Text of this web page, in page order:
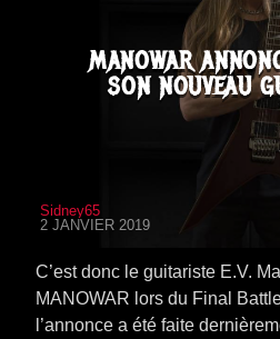
MANOWAR
SON NOUVEAU
Sidney65
2 JANVIER 2019
C’est donc le guitariste E.V.
MANOWAR lors du Final
l’annonce a été faite